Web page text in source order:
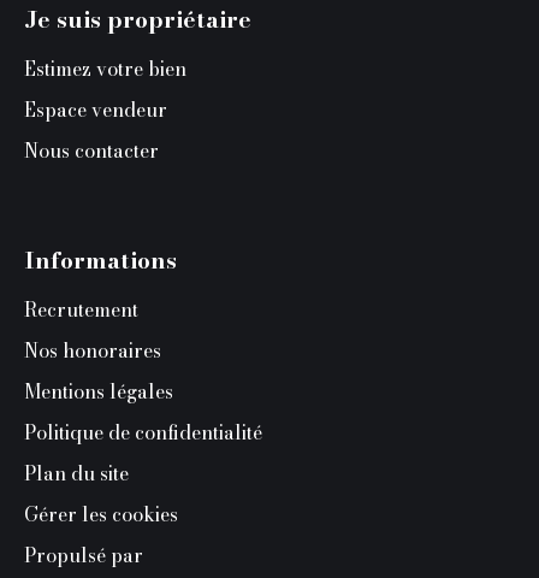
Je suis propriétaire
Estimez votre bien
Espace vendeur
Nous contacter
Informations
Recrutement
Nos honoraires
Mentions légales
Politique de confidentialité
Plan du site
Gérer les cookies
Propulsé par